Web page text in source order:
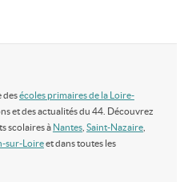
desécoles primaires de la Loire-
et des actualités du 44. Découvrez
scolaires à Nantes, Saint-Nazaire,
sur-Loireet dans toutes les